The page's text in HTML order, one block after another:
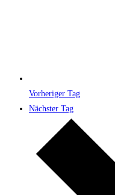
Vorheriger Tag
Nächster Tag